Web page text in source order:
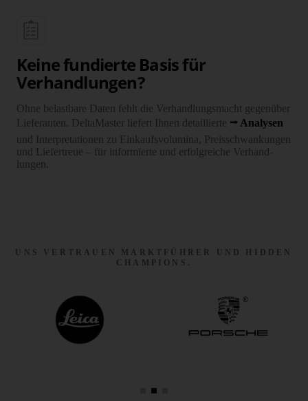
Keine fundierte Basis für
Verhandlungen?
Ohne belastbare Daten fehlt die Verhand­lungs­macht gegenüber
Lieferanten. DeltaMaster liefert Ihnen detaillierte
Analysen
und Inter­pre­ta­tionen zu Einkaufs­volumina, Preis­schwan­kungen
und Liefer­treue – für infor­mierte und erfolg­reiche Verhand­
lungen.
UNS VERTRAUEN MARKTFÜHRER UND HIDDEN
CHAMPIONS.